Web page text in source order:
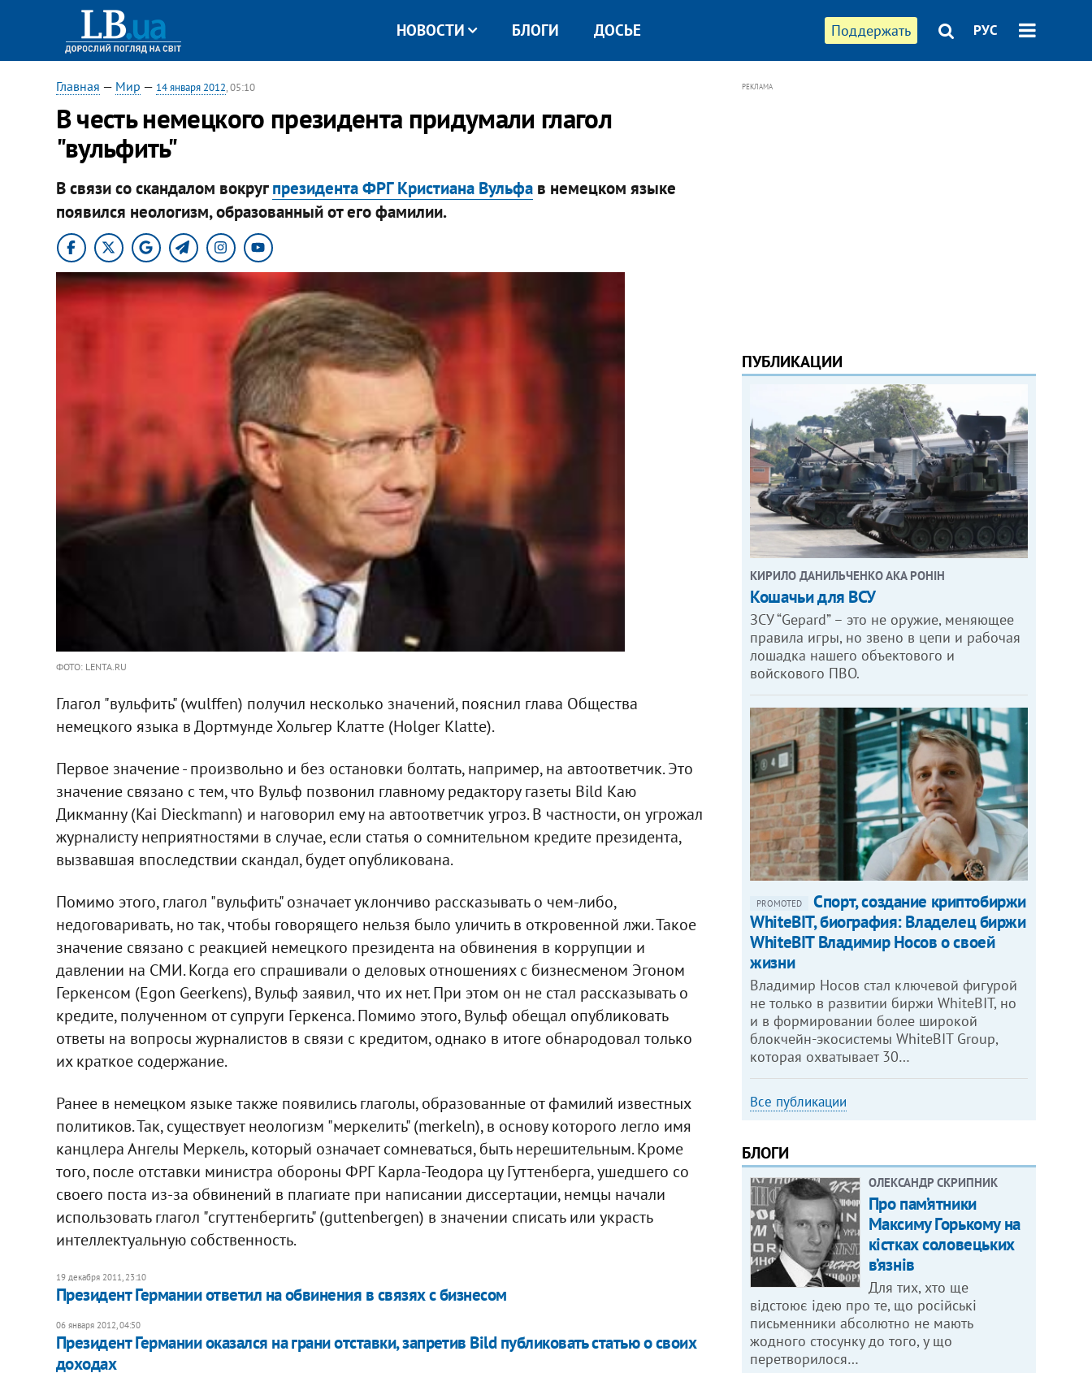
Поддержать РУС
НОВОСТИ БЛОГИ ДОСЬЕ
Главная — Мир — 14 января 2012, 05:10
В честь немецкого президента придумали глагол
"вульфить"
В связи со скандалом вокругпрезидента ФРГ Кристиана Вульфав немецком языке
появился неологизм, образованный от его фамилии.
ФОТО: LENTA.RU
Глагол "вульфить" (wulffen) получил несколько значений, пояснил глава Общества
немецкого языка в Дортмунде Хольгер Клатте (Holger Klatte).
Первое значение - произвольно и без остановки болтать, например, на автоответчик. Это
значение связано с тем, что Вульф позвонил главному редактору газеты Bild Каю
Дикманну (Kai Dieckmann) и наговорил ему на автоответчик угроз. В частности, он угрожал
журналисту неприятностями в случае, если статья о сомнительном кредите президента,
вызвавшая впоследствии скандал, будет опубликована.
Помимо этого, глагол "вульфить" означает уклончиво рассказывать о чем-либо,
недоговаривать, но так, чтобы говорящего нельзя было уличить в откровенной лжи. Такое
значение связано с реакцией немецкого президента на обвинения в коррупции и
давлении на СМИ. Когда его спрашивали о деловых отношениях с бизнесменом Эгоном
Геркенсом (Egon Geerkens), Вульф заявил, что их нет. При этом он не стал рассказывать о
кредите, полученном от супруги Геркенса. Помимо этого, Вульф обещал опубликовать
ответы на вопросы журналистов в связи с кредитом, однако в итоге обнародовал только
их краткое содержание.
Ранее в немецком языке также появились глаголы, образованные от фамилий известных
политиков. Так, существует неологизм "меркелить" (merkeln), в основу которого легло имя
канцлера Ангелы Меркель, который означает сомневаться, быть нерешительным. Кроме
того, после отставки министра обороны ФРГ Карла-Теодора цу Гуттенберга, ушедшего со
своего поста из-за обвинений в плагиате при написании диссертации, немцы начали
использовать глагол "сгуттенбергить" (guttenbergen) в значении списать или украсть
интеллектуальную собственность.
19 декабря 2011, 23:10
Президент Германии ответил на обвинения в связях с бизнесом
06 января 2012, 04:50
Президент Германии оказался на грани отставки, запретив Bild публиковать статью о своих
доходах
РЕКЛАМА
ПУБЛИКАЦИИ
КИРИЛО ДАНИЛЬЧЕНКО АКА РОНІН
Кошачьи для ВСУ
ЗСУ “Gepard” – это не оружие, меняющее
правила игры, но звено в цепи и рабочая
лошадка нашего объектового и
войскового ПВО.
PROMOTED
Спорт, создание криптобиржи
WhiteBIT, биография: Владелец биржи
WhiteBIT Владимир Носов о своей
жизни
Владимир Носов стал ключевой фигурой
не только в развитии биржи WhiteBIT, но
и в формировании более широкой
блокчейн-экосистемы WhiteBIT Group,
которая охватывает 30…
Все публикации
БЛОГИ
ОЛЕКСАНДР СКРИПНИК
Про пам’ятники
Максиму Горькому на
кістках соловецьких
в’язнів
Для тих, хто ще
відстоює ідею про те, що російські
письменники абсолютно не мають
жодного стосунку до того, у що
перетворилося…